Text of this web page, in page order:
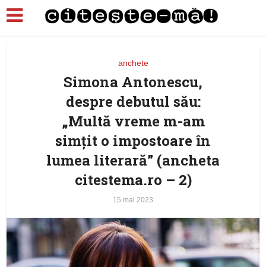
anchete
Simona Antonescu,
despre debutul său:
„Multă vreme m-am
simțit o impostoare în
lumea literară” (ancheta
citestema.ro – 2)
15 mai 2023